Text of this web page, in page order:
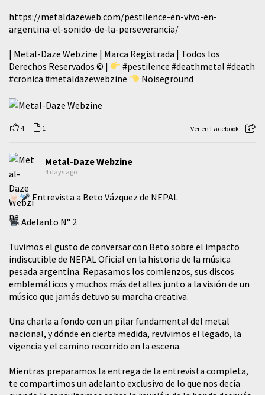
https://metaldazeweb.com/pestilence-en-vivo-en-
argentina-el-sonido-de-la-perseverancia/
| Metal-Daze Webzine | Marca Registrada | Todos los
Derechos Reservados © |
#pestilence #deathmetal #death
#cronica #metaldazewebzine Noiseground
4 1 Ver en Facebook
Metal-Daze Webzine
4 days ago
Entrevista a Beto Vázquez de NEPAL
Adelanto N° 2
Tuvimos el gusto de conversar con Beto sobre el impacto
indiscutible de NEPAL Oficial en la historia de la música
pesada argentina. Repasamos los comienzos, sus discos
emblemáticos y muchos más detalles junto a la visión de un
músico que jamás detuvo su marcha creativa.
​Una charla a fondo con un pilar fundamental del metal
nacional, y dónde en cierta medida, revivimos el legado, la
vigencia y el camino recorrido en la escena.
Mientras preparamos la entrega de la entrevista completa,
te compartimos un adelanto exclusivo de lo que nos decía